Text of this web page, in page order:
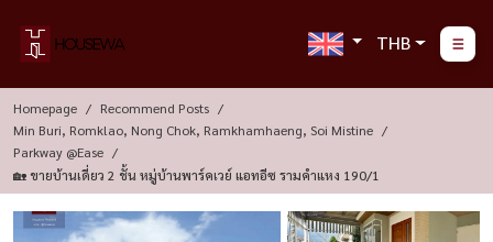
THB
Homepage
Recommend Posts
Min Buri, Romklao, Nong Chok, Ramkhamhaeng, Soi Mistine
Parkway @Ease
🏡 ขายบ้านเดี่ยว 2 ชั้น หมู่บ้านพาร์คเวย์ แอทอีซ รามคำแหง 190/1